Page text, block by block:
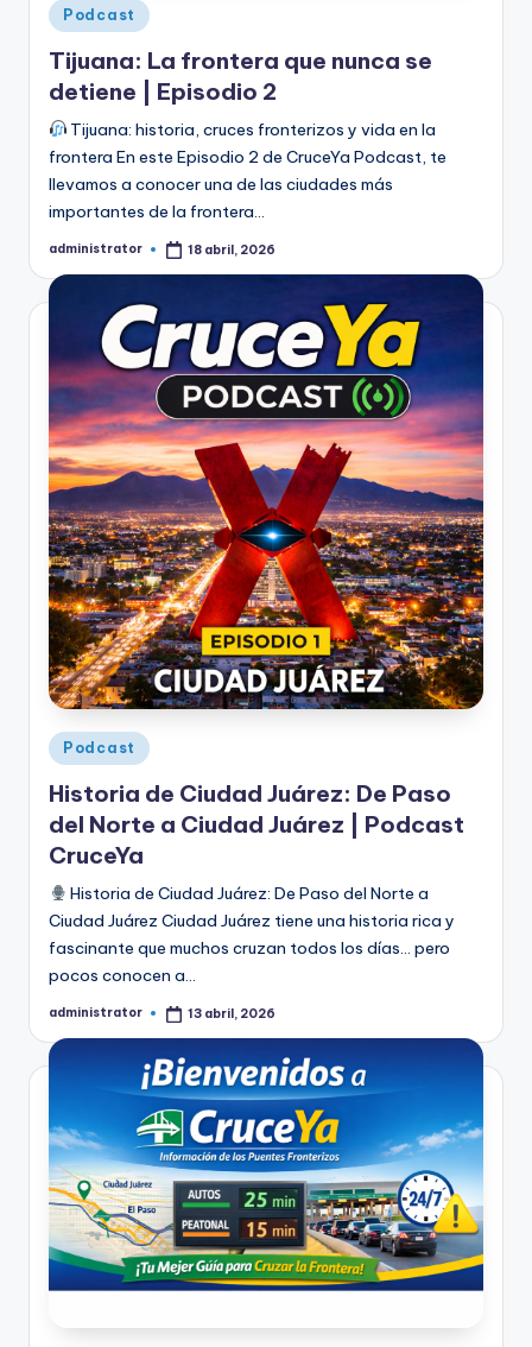
Publicado
en
Podcast
Tijuana: La frontera que nunca se
detiene | Episodio 2
Tijuana: historia, cruces fronterizos y vida en la
frontera En este Episodio 2 de CruceYa Podcast, te
llevamos a conocer una de las ciudades más
importantes de la frontera…
Publicado
administrator 18 abril, 2026
Publicado
en
Podcast
Historia de Ciudad Juárez: De Paso
del Norte a Ciudad Juárez | Podcast
CruceYa
Historia de Ciudad Juárez: De Paso del Norte a
Ciudad Juárez Ciudad Juárez tiene una historia rica y
fascinante que muchos cruzan todos los días… pero
pocos conocen a…
Publicado
administrator 13 abril, 2026